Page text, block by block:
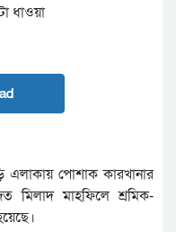
এলাকায় পোশাক কারখানার
মিলাদ মাহফিলে শ্রমিক-